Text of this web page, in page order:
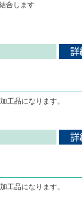
合します
工品になります。
工品になります。